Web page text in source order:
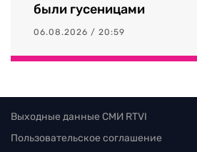
были гусеницами
06.08.2026 / 20:59
Выходные данные СМИ RTVI
Пользовательское соглашение